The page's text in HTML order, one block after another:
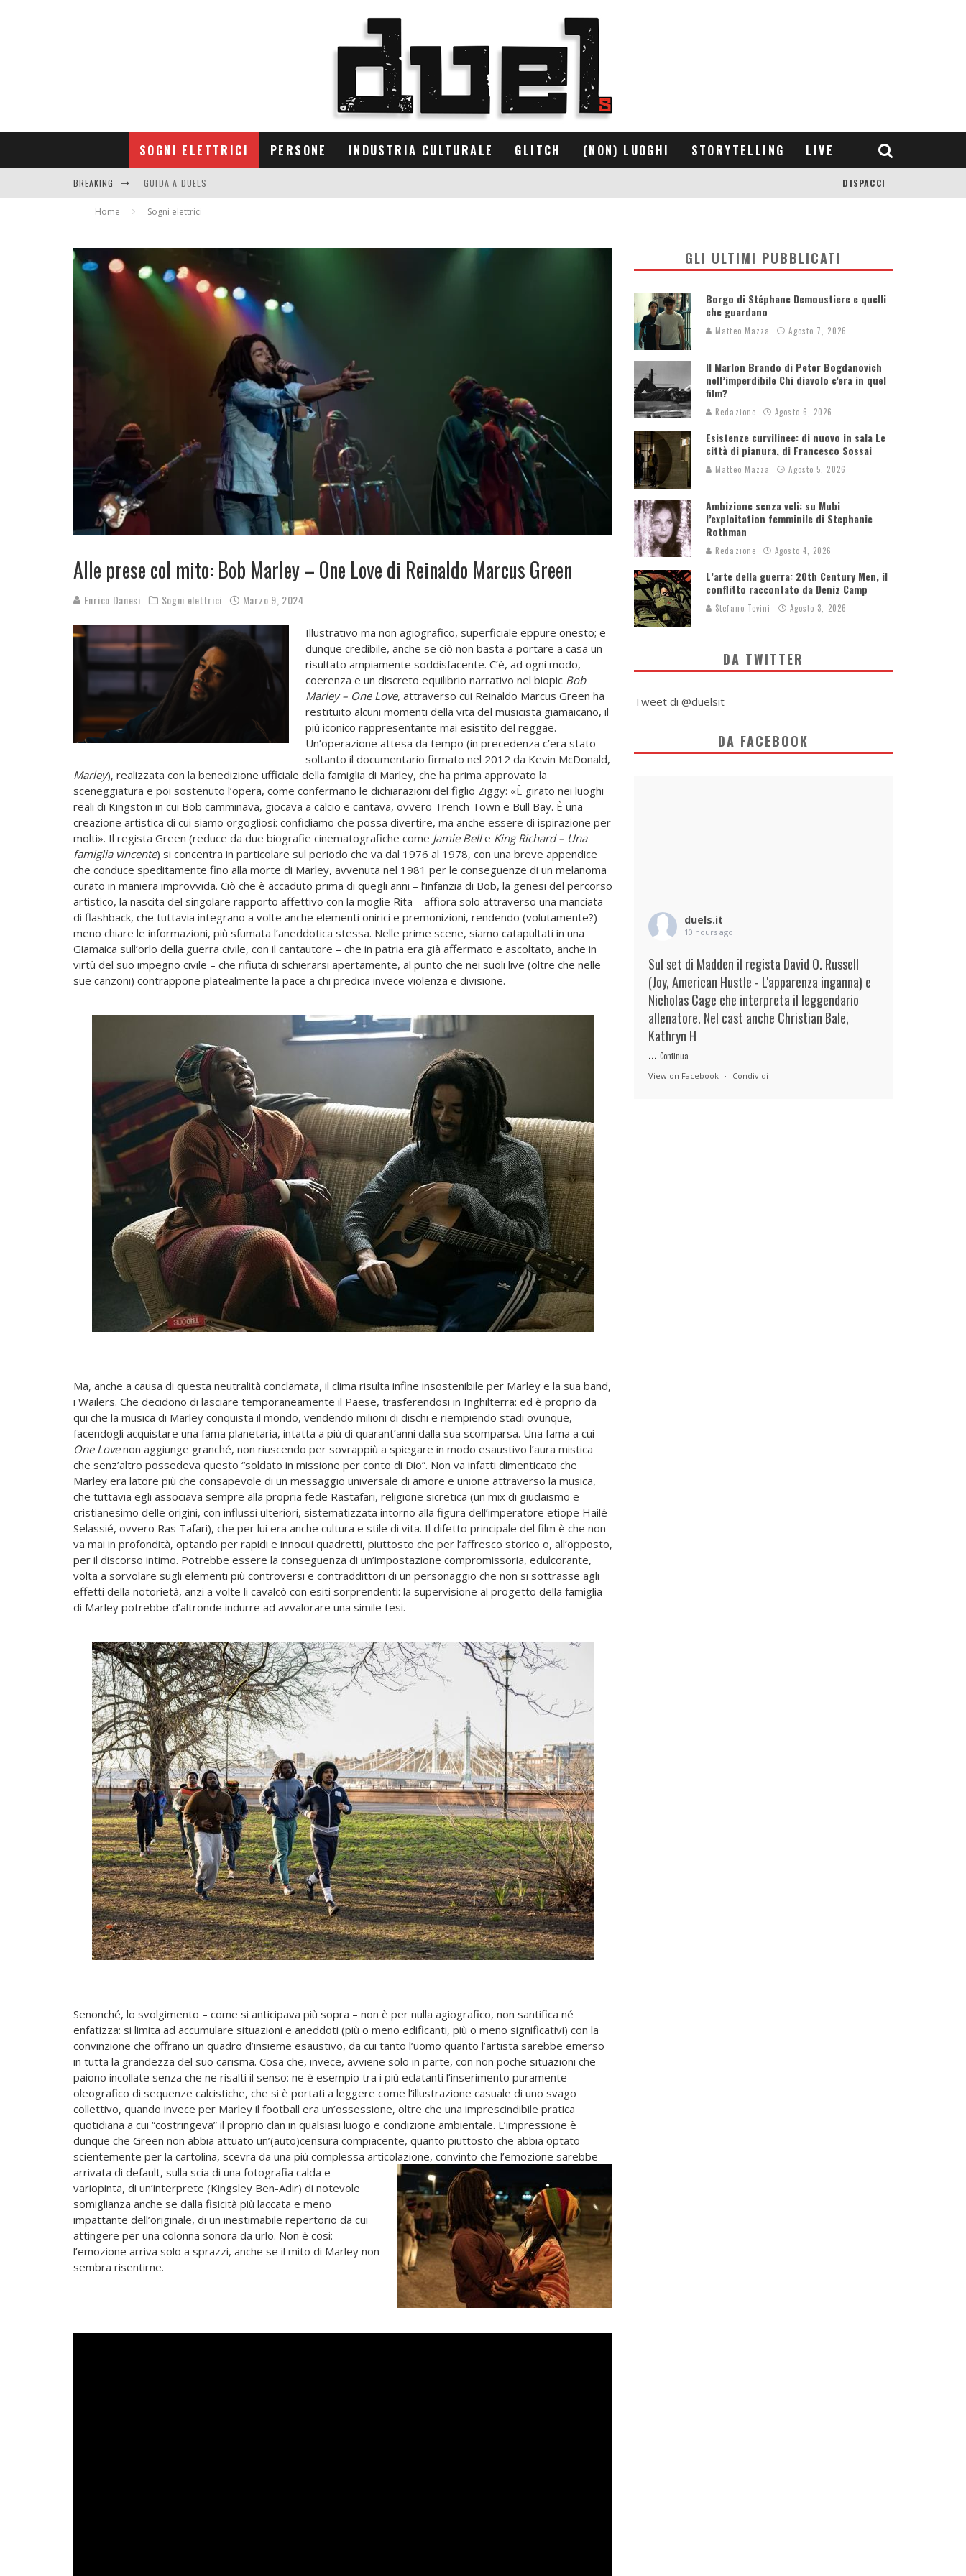
SOGNI ELETTRICI PERSONE INDUSTRIA CULTURALE GLITCH (NON) LUOGHI STORYTELLING LIVE
BREAKING GUIDA A DUELS
CONTRIBUTORS
DISPACCI
Home Sogni elettrici
Alle prese col mito: Bob Marley – One Love di Reinaldo Marcus Green
Enrico Danesi Sogni elettrici Marzo 9, 2024
Illustrativo ma non agiografico, superficiale eppure onesto; e
dunque credibile, anche se ciò non basta a portare a casa un
risultato ampiamente soddisfacente. C’è, ad ogni modo,
coerenza e un discreto equilibrio narrativo nel biopic Bob
Marley – One Love, attraverso cui Reinaldo Marcus Green ha
restituito alcuni momenti della vita del musicista giamaicano, il
più iconico rappresentante mai esistito del reggae.
Un’operazione attesa da tempo (in precedenza c’era stato
soltanto il documentario firmato nel 2012 da Kevin McDonald,
Marley), realizzata con la benedizione ufficiale della famiglia di Marley, che ha prima approvato la
sceneggiatura e poi sostenuto l’opera, come confermano le dichiarazioni del figlio Ziggy: «È girato nei luoghi
reali di Kingston in cui Bob camminava, giocava a calcio e cantava, ovvero Trench Town e Bull Bay. È una
creazione artistica di cui siamo orgogliosi: confidiamo che possa divertire, ma anche essere di ispirazione per
molti». Il regista Green (reduce da due biografie cinematografiche come Jamie Belle King Richard – Una
famiglia vincente) si concentra in particolare sul periodo che va dal 1976 al 1978, con una breve appendice
che conduce speditamente fino alla morte di Marley, avvenuta nel 1981 per le conseguenze di un melanoma
curato in maniera improvvida. Ciò che è accaduto prima di quegli anni – l’infanzia di Bob, la genesi del percorso
artistico, la nascita del singolare rapporto affettivo con la moglie Rita – affiora solo attraverso una manciata
di flashback, che tuttavia integrano a volte anche elementi onirici e premonizioni, rendendo (volutamente?)
meno chiare le informazioni, più sfumata l’aneddotica stessa. Nelle prime scene, siamo catapultati in una
Giamaica sull’orlo della guerra civile, con il cantautore – che in patria era già affermato e ascoltato, anche in
virtù del suo impegno civile – che rifiuta di schierarsi apertamente, al punto che nei suoli live (oltre che nelle
sue canzoni) contrappone platealmente la pace a chi predica invece violenza e divisione.
Ma, anche a causa di questa neutralità conclamata, il clima risulta infine insostenibile per Marley e la sua band,
i Wailers. Che decidono di lasciare temporaneamente il Paese, trasferendosi in Inghilterra: ed è proprio da
qui che la musica di Marley conquista il mondo, vendendo milioni di dischi e riempiendo stadi ovunque,
facendogli acquistare una fama planetaria, intatta a più di quarant’anni dalla sua scomparsa. Una fama a cui
One Lovenon aggiunge granché, non riuscendo per sovrappiù a spiegare in modo esaustivo l’aura mistica
che senz’altro possedeva questo “soldato in missione per conto di Dio”. Non va infatti dimenticato che
Marley era latore più che consapevole di un messaggio universale di amore e unione attraverso la musica,
che tuttavia egli associava sempre alla propria fede Rastafari, religione sicretica (un mix di giudaismo e
cristianesimo delle origini, con influssi ulteriori, sistematizzata intorno alla figura dell’imperatore etiope Hailé
Selassié, ovvero Ras Tafari), che per lui era anche cultura e stile di vita. Il difetto principale del film è che non
va mai in profondità, optando per rapidi e innocui quadretti, piuttosto che per l’affresco storico o, all’opposto,
per il discorso intimo. Potrebbe essere la conseguenza di un’impostazione compromissoria, edulcorante,
volta a sorvolare sugli elementi più controversi e contraddittori di un personaggio che non si sottrasse agli
effetti della notorietà, anzi a volte li cavalcò con esiti sorprendenti: la supervisione al progetto della famiglia
di Marley potrebbe d’altronde indurre ad avvalorare una simile tesi.
Senonché, lo svolgimento – come si anticipava più sopra – non è per nulla agiografico, non santifica né
enfatizza: si limita ad accumulare situazioni e aneddoti (più o meno edificanti, più o meno significativi) con la
convinzione che offrano un quadro d’insieme esaustivo, da cui tanto l’uomo quanto l’artista sarebbe emerso
in tutta la grandezza del suo carisma. Cosa che, invece, avviene solo in parte, con non poche situazioni che
paiono incollate senza che ne risalti il senso: ne è esempio tra i più eclatanti l’inserimento puramente
oleografico di sequenze calcistiche, che si è portati a leggere come l’illustrazione casuale di uno svago
collettivo, quando invece per Marley il football era un’ossessione, oltre che una imprescindibile pratica
quotidiana a cui “costringeva” il proprio clan in qualsiasi luogo e condizione ambientale. L’impressione è
dunque che Green non abbia attuato un’(auto)censura compiacente, quanto piuttosto che abbia optato
scientemente per la cartolina, scevra da una più complessa articolazione, convinto che l’emozione sarebbe
arrivata di default, sulla scia di una fotografia calda e
variopinta, di un’interprete (Kingsley Ben-Adir) di notevole
somiglianza anche se dalla fisicità più laccata e meno
impattante dell’originale, di un inestimabile repertorio da cui
attingere per una colonna sonora da urlo. Non è cosi:
l’emozione arriva solo a sprazzi, anche se il mito di Marley non
sembra risentirne.
GLI ULTIMI PUBBLICATI
Borgo di Stéphane Demoustiere e quelli
che guardano
Matteo Mazza Agosto 7, 2026
Il Marlon Brando di Peter Bogdanovich
nell’imperdibile Chi diavolo c’era in quel
film?
Redazione Agosto 6, 2026
Esistenze curvilinee: di nuovo in sala Le
città di pianura, di Francesco Sossai
Matteo Mazza Agosto 5, 2026
Ambizione senza veli: su Mubi
l’exploitation femminile di Stephanie
Rothman
Redazione Agosto 4, 2026
L’arte della guerra: 20th Century Men, il
conflitto raccontato da Deniz Camp
Stefano Tevini Agosto 3, 2026
DA TWITTER
Tweet di @duelsit
DA FACEBOOK
duels.it
10 hours ago
Sul set di Madden il regista David O. Russell
(Joy, American Hustle - L'apparenza inganna) e
Nicholas Cage che interpreta il leggendario
allenatore. Nel cast anche Christian Bale,
Kathryn H
... Continua
View on Facebook · Condividi